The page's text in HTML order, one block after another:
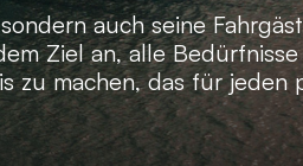
auch seine
Ziel an, alle
zu machen, das für jeden